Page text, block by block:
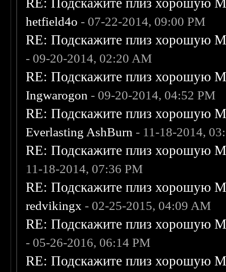
RE: Подскажите плиз хорошую
hetfield4o - 07-22-2014, 09:00 PM
RE: Подскажите плиз хорошую
- 09-20-2014, 02:20 AM
RE: Подскажите плиз хорошую
Ingwarogon - 09-20-2014, 04:52 PM
RE: Подскажите плиз хорошую
Everlasting AshBurn - 11-18-2014,
RE: Подскажите плиз хорошую
11-18-2014, 07:36 PM
RE: Подскажите плиз хорошую
redvikingx - 02-25-2015, 04:09 AM
RE: Подскажите плиз хорошую
- 05-26-2016, 06:14 PM
RE: Подскажите плиз хорошую